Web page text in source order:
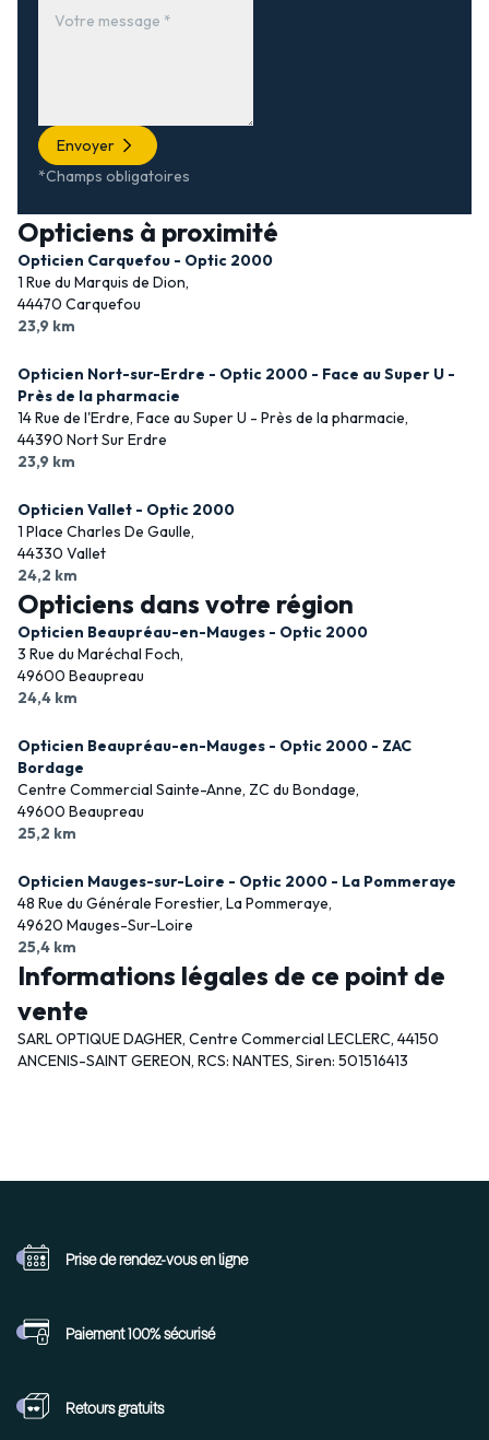
Envoyer
*Champs obligatoires
Opticiens à proximité
Opticien Carquefou - Optic 2000
1 Rue du Marquis de Dion,
44470 Carquefou
23,9 km
Opticien Nort-sur-Erdre - Optic 2000 - Face au Super U -
Près de la pharmacie
14 Rue de l'Erdre, Face au Super U - Près de la pharmacie,
44390 Nort Sur Erdre
23,9 km
Opticien Vallet - Optic 2000
1 Place Charles De Gaulle,
44330 Vallet
24,2 km
Opticiens dans votre région
Opticien Beaupréau-en-Mauges - Optic 2000
3 Rue du Maréchal Foch,
49600 Beaupreau
24,4 km
Opticien Beaupréau-en-Mauges - Optic 2000 - ZAC
Bordage
Centre Commercial Sainte-Anne, ZC du Bondage,
49600 Beaupreau
25,2 km
Opticien Mauges-sur-Loire - Optic 2000 - La Pommeraye
48 Rue du Générale Forestier, La Pommeraye,
49620 Mauges-Sur-Loire
25,4 km
Informations légales de ce point de
vente
SARL OPTIQUE DAGHER, Centre Commercial LECLERC, 44150
ANCENIS-SAINT GEREON, RCS: NANTES, Siren: 501516413
Prise de rendez-vous en ligne
Paiement 100%sécurisé
Retoursgratuits